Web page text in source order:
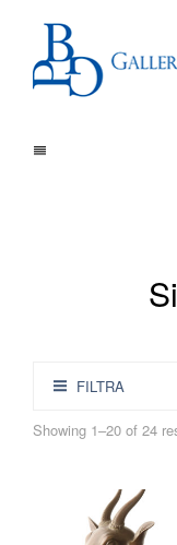
FILTRA
Showing 1–20 of 24